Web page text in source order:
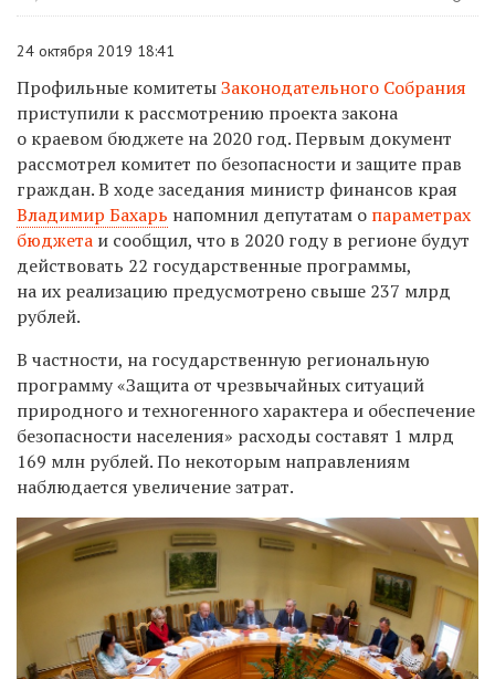
24 октября 2019 18:41
Профильные комитетыЗаконодательного Собрания
приступили к рассмотрению проекта закона
о краевом бюджете на 2020 год. Первым документ
рассмотрел комитет по безопасности и защите прав
граждан. В ходе заседания министр финансов края
Владимир Бахарь напомнил депутатам о параметрах
бюджета и сообщил, что в 2020 году в регионе будут
действовать 22 государственные программы,
на их реализацию предусмотрено свыше 237 млрд
рублей.
В частности, на государственную региональную
программу «Защита от чрезвычайных ситуаций
природного и техногенного характера и обеспечение
безопасности населения» расходы составят 1 млрд
169 млн рублей. По некоторым направлениям
наблюдается увеличение затрат.